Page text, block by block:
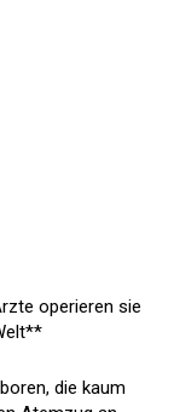
operieren sie
die kaum